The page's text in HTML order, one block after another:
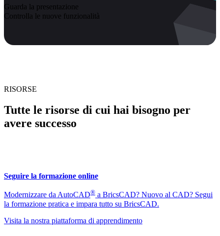
Guarda la presentazione
Controlla le nuove funzionalità
RISORSE
Tutte le risorse di cui hai bisogno per
avere successo
Seguire la formazione online
Modernizzare da AutoCAD® a BricsCAD? Nuovo al CAD? Segui
la formazione pratica e impara tutto su BricsCAD.
Visita la nostra piattaforma di apprendimento